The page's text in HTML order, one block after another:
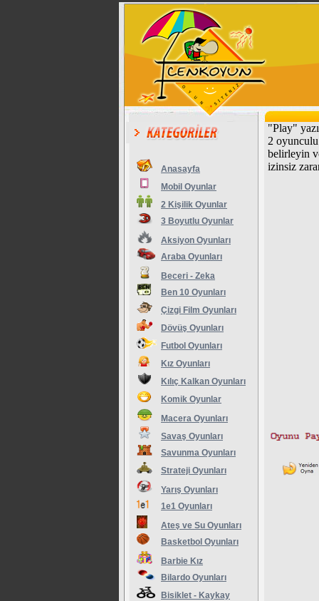
Anasayfa
Mobil Oyunlar
2 Kişilik Oyunlar
3 Boyutlu Oyunlar
Aksiyon Oyunları
Araba Oyunları
Beceri - Zeka
Ben 10 Oyunları
Çizgi Film Oyunları
Dövüş Oyunları
Futbol Oyunları
Kız Oyunları
Kılıç Kalkan Oyunları
Komik Oyunlar
Macera Oyunları
Savaş Oyunları
Savunma Oyunları
Strateji Oyunları
Yarış Oyunları
1e1 Oyunları
Ateş ve Su Oyunları
Basketbol Oyunları
Barbie Kız
Bilardo Oyunları
Bisiklet - Kaykay
"Play"
2
belirleyin
izinsiz